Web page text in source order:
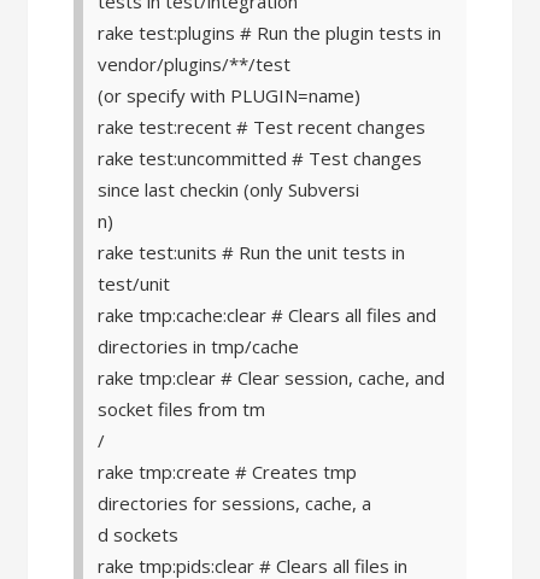
rake test:plugins # Run the plugin tests in
vendor/plugins/**/test
(or specify with PLUGIN=name)
rake test:recent # Test recent changes
rake test:uncommitted # Test changes
since last checkin (only Subversi
n)
rake test:units # Run the unit tests in
test/unit
rake tmp:cache:clear # Clears all files and
directories in tmp/cache
rake tmp:clear # Clear session, cache, and
socket files from tm
/
rake tmp:create # Creates tmp
directories for sessions, cache, a
d sockets
rake tmp:pids:clear # Clears all files in